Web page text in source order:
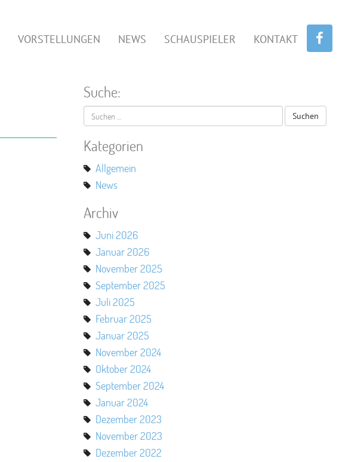
VORSTELLUNGEN NEWS SCHAUSPIELER KONTAKT
Suche:
Suchen
nach:
Kategorien
Allgemein
News
Archiv
Juni 2026
Januar 2026
November 2025
September 2025
Juli 2025
Februar 2025
Januar 2025
November 2024
Oktober 2024
September 2024
Januar 2024
Dezember 2023
November 2023
Dezember 2022